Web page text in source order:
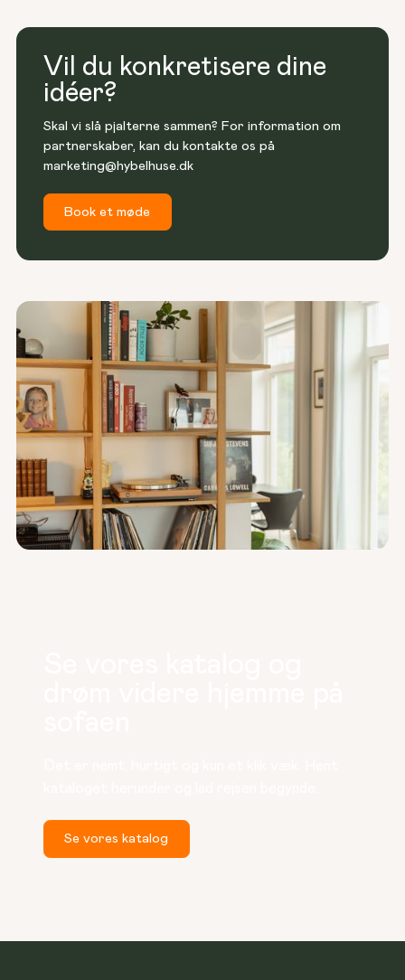
Vil du konkretisere dine
idéer?
Skal vi slå pjalterne sammen? For information om
partnerskaber, kan du kontakte os på
marketing@hybelhuse.dk
Book et møde
Se vores katalog